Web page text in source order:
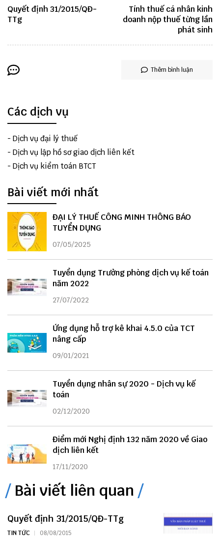
Quyết định 31/2015/QĐ-
TTg
Tính thuế cá nhân kinh
doanh nộp thuế từng lần
phát sinh
Thêm bình luận
Các dịch vụ
- Dịch vụ đại lý thuế
- Dịch vụ lập hồ sơ giao dịch liên kết
- Dịch vụ kiểm toán BTCT
Bài viết mới nhất
ĐẠI LÝ THUẾ CÔNG MINH THÔNG BÁO
TUYỂN DỤNG
07/05/2025
Tuyển dụng Trưởng phòng dịch vụ kế toán
năm 2022
27/07/2022
Ứng dụng hỗ trợ kê khai 4.5.0 của TCT
nâng cấp
09/01/2021
Tuyển dụng nhân sự 2020 - Dịch vụ kế
toán
02/12/2020
Điểm mới Nghị định 132 năm 2020 về Giao
dịch liên kết
17/11/2020
Bài viết liên quan
Quyết định 31/2015/QĐ-TTg
TIN TỨC 08/08/2015